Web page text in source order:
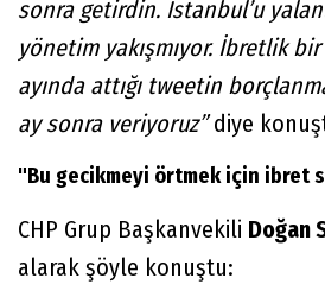
sonra getirdin. İstanbul’u
yönetim yakışmıyor. İbretlik
ayında attığı tweetin
ay sonra veriyoruz”diye
"Bu gecikmeyi örtmek için ibret
CHP Grup Başkanvekili Doğan
alarak şöyle konuştu: